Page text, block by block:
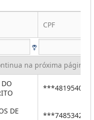
CPF
na próxima página)
***48195400**
DE
***74853420**